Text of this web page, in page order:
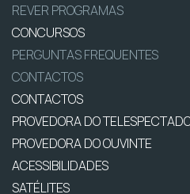
REVER PROGRAMAS
CONCURSOS
PERGUNTAS FREQUENTES
CONTACTOS
CONTACTOS
PROVEDORA DO
PROVEDORA DO OUVINTE
ACESSIBILIDADES
SATÉLITES